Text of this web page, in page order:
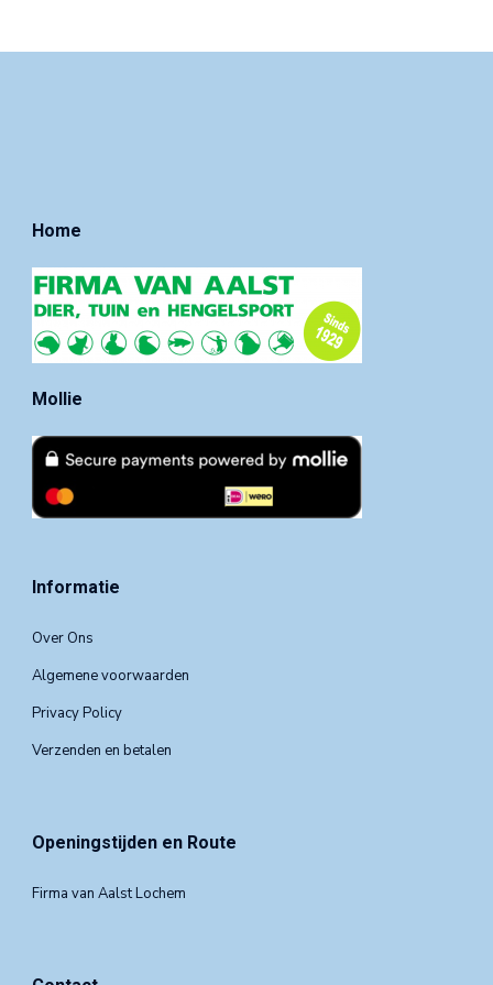
Home
Mollie
Informatie
Over Ons
Algemene voorwaarden
Privacy Policy
Verzenden en betalen
Openingstijden en Route
Firma van Aalst Lochem